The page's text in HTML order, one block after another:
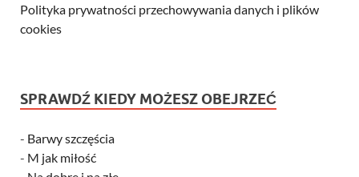
Polityka prywatności przechowywania danych i plików
cookies
SPRAWDŹ KIEDY MOŻESZ OBEJRZEĆ
- Barwy szczęścia
- M jak miłość